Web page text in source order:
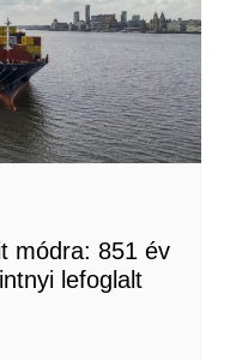
módra: 851 év
lefoglalt